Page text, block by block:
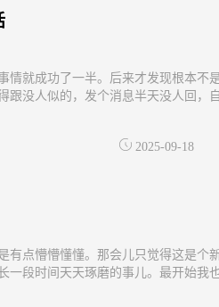
情就成功了一半。后来才发现根本不
跟没人似的，发个消息半天没人回，自
2025-09-18
有点懵懵懂懂。那会儿只觉得这是个
一段时间天天琢磨的事儿。最开始我